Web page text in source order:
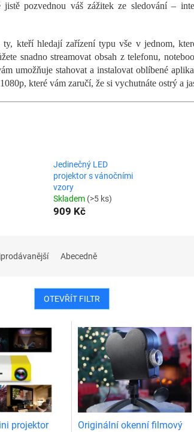
jistě pozvednou váš zážitek ze sledování –
kteří hledají zařízení typu vše v jednom,
snadno streamovat obsah z telefonu,
umožňuje stahovat a instalovat oblíbené
které vám zaručí, že si vychutnáte ostrý a
Jedinečný LED
projektor s vánočními
vzory
Skladem (>5 ks)
909 Kč
Abecedně
OTEVŘÍT FILTR
projektor
Originální okenní filmový